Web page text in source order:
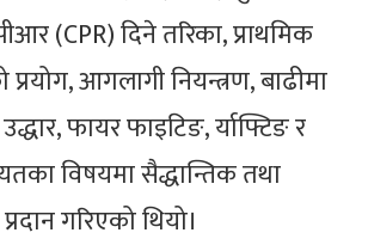
(CPR) दिने तरिका, प्राथमिक
प्रयोग, आगलागी नियन्त्रण, बाढीमा
फायर फाइटिङ, र्याफ्टिङ र
विषयमा सैद्धान्तिक तथा
गरिएको थियो।